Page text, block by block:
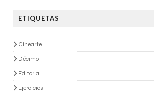
ETIQUETAS
Cinearte
Décimo
Editorial
Ejercicios